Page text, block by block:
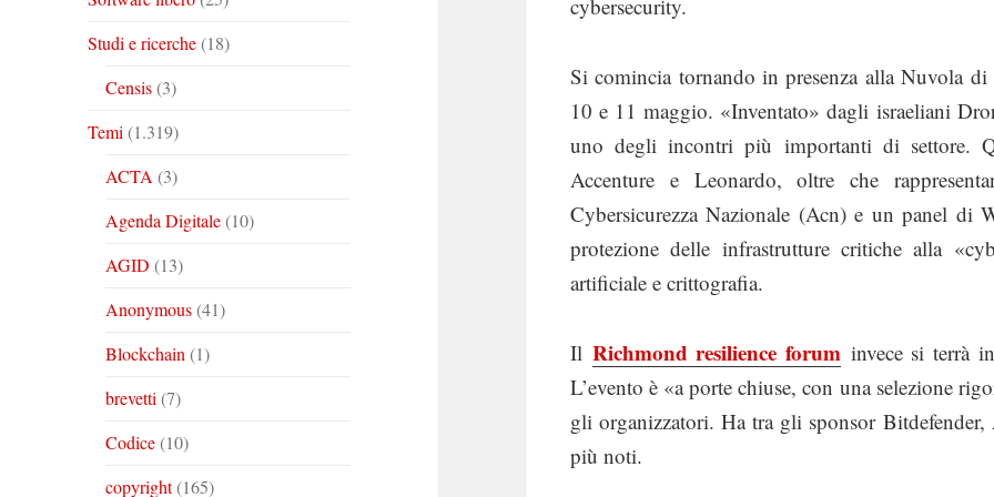
Studi e ricerche(18)
Censis(3)
Temi (1.319)
ACTA (3)
Agenda Digitale(10)
AGID (13)
Anonymous(41)
Blockchain (1)
brevetti (7)
Codice(10)
copyright(165)
cybersecurity.
Si comincia tornando in presenza alla Nuvola
10 e 11 maggio. «Inventato» dagli israeliani
uno degli incontri più importanti di settore.
Accenture e Leonardo, oltre che
Cybersicurezza Nazionale (Acn) e un panel
protezione delle infrastrutture critiche alla
artificiale e crittografia.
Il Richmond resilience forum invece si terrà
L’evento è «a porte chiuse, con una selezione
gli organizzatori. Ha tra gli sponsor
più noti.